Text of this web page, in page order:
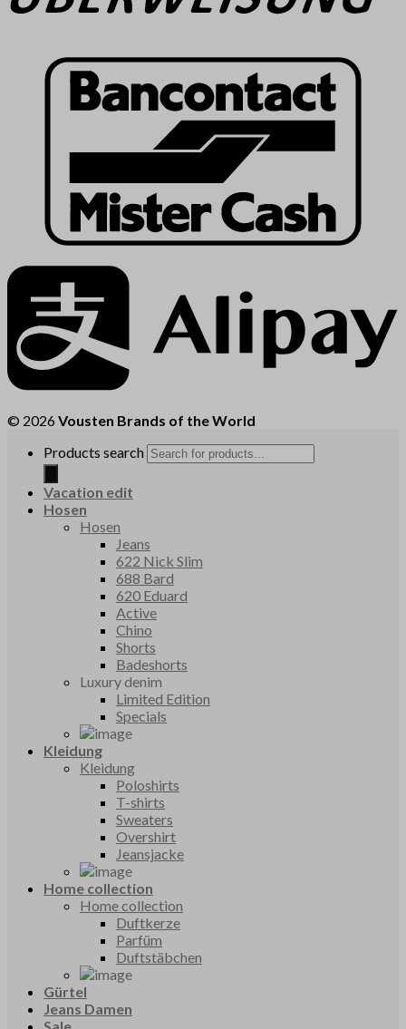
© 2026 Vousten Brands of the World
Products search
Vacation edit
Hosen
Hosen
Jeans
622 Nick Slim
688 Bard
620 Eduard
Active
Chino
Shorts
Badeshorts
Luxury denim
Limited Edition
Specials
Kleidung
Kleidung
Poloshirts
T-shirts
Sweaters
Overshirt
Jeansjacke
Home collection
Home collection
Duftkerze
Parfüm
Duftstäbchen
Gürtel
Jeans Damen